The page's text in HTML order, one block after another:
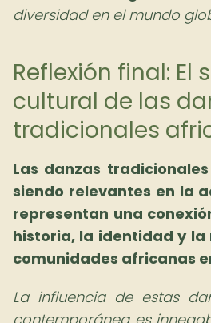
diversidad en el mundo
Reflexión final: El
cultural de las
tradicionales
Las danzas
siendo relevantes en la
representan una
historia, la identidad y la
comunidades africanas
La influencia de estas